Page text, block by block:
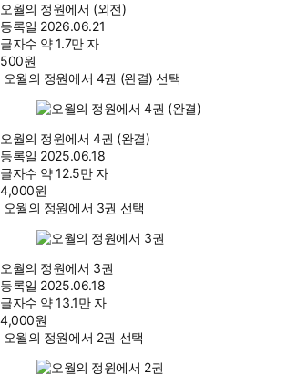
오월의 정원에서 (외전)
등록일 2026.06.21
글자수 약 1.7만 자
500원
오월의 정원에서 4권 (완결) 선택
오월의 정원에서 4권 (완결)
등록일 2025.06.18
글자수 약 12.5만 자
4,000원
오월의 정원에서 3권 선택
오월의 정원에서 3권
등록일 2025.06.18
글자수 약 13.1만 자
4,000원
오월의 정원에서 2권 선택